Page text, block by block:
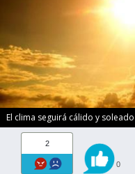
El clima seguirá cálido y
2
0